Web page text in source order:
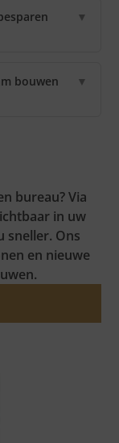
▼
bouwen
▼
bureau? Via
in uw
sneller. Ons
en nieuwe